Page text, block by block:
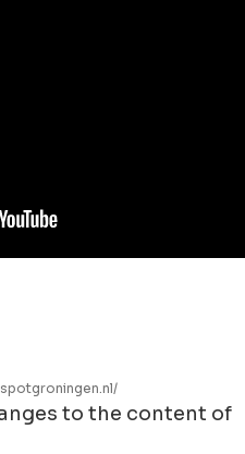
to the content of